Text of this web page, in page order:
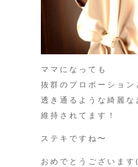
ママになっても
抜群のプロポーション
透き通るような綺麗な
維持されてます！
ステキですね〜
おめでとうございま